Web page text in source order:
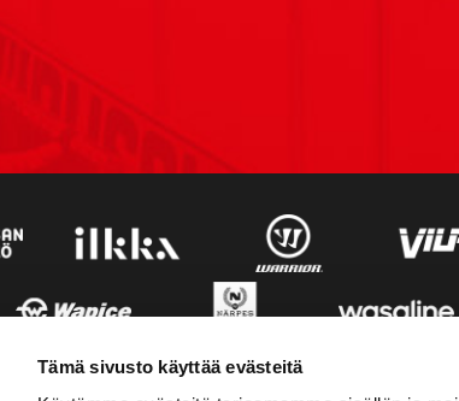
Tämä sivusto käyttää evästeitä